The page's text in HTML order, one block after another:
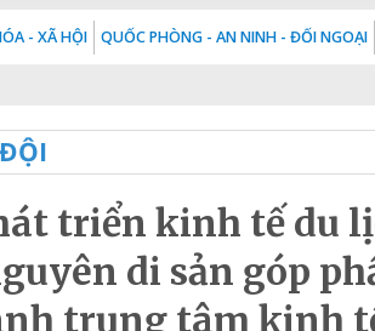
- XÃ HỘI QUỐC PHÒNG - AN NINH - ĐỐI NGOẠI
triển kinh tế du
di sản góp
trung tâm kinh